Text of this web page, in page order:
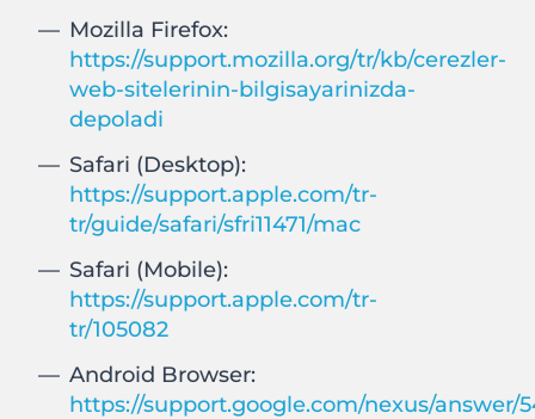
Mozilla Firefox:
https://support.mozilla.org/tr/kb/cerezler-
web-sitelerinin-bilgisayarinizda-
depoladi
Safari (Desktop):
https://support.apple.com/tr-
tr/guide/safari/sfri11471/mac
Safari (Mobile):
https://support.apple.com/tr-
tr/105082
Android Browser:
https://support.google.com/nexus/answer/